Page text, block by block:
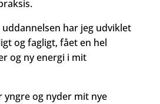
har jeg udviklet
og fagligt, fået en hel
og ny energi i mit
yngre og nyder mit nye